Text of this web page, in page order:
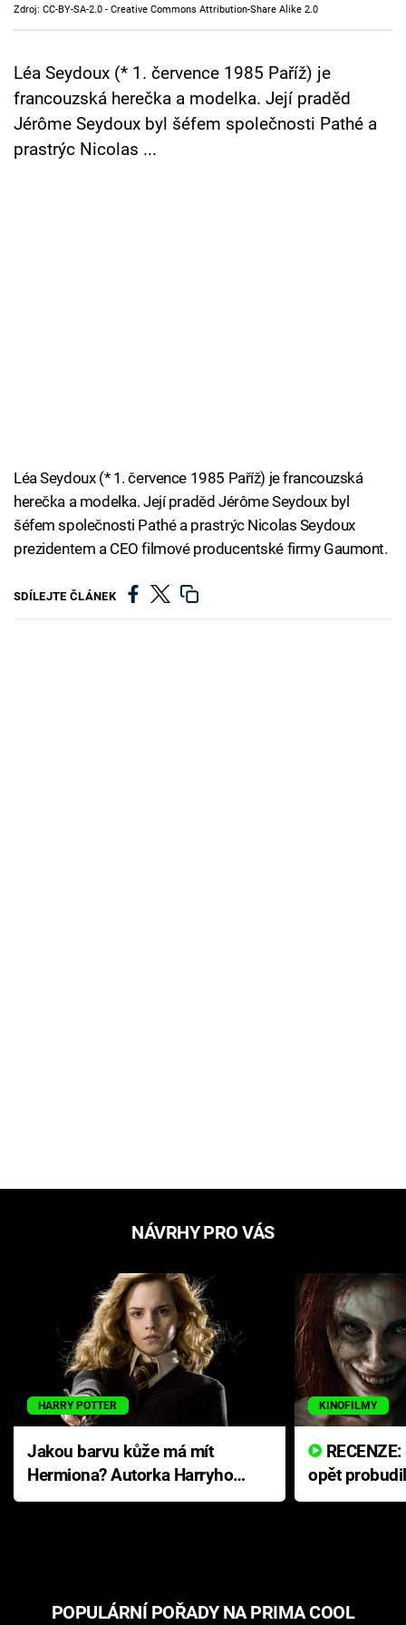
Cool Esport
Pořady
TV Program
Sledujte prima+
Zdroj: CC-BY-SA-2.0 - Creative Commons Attribution-Share Alike 2.0
Léa Seydoux (* 1. července 1985 Paříž) je
francouzská herečka a modelka. Její praděd
Jérôme Seydoux byl šéfem společnosti Pathé a
prastrýc Nicolas ...
Léa Seydoux (* 1. července 1985 Paříž) je francouzská
herečka a modelka. Její praděd Jérôme Seydoux byl
šéfem společnosti Pathé a prastrýc Nicolas Seydoux
prezidentem a CEO filmové producentské firmy Gaumont.
SDÍLEJTE ČLÁNEK
NÁVRHY PRO VÁS
HARRY POTTER
Jakou barvu kůže má mít
Hermiona? Autorka Harryho
Pottera přišla s ráznou
KINOFILMY
opět
přichází s
POPULÁRNÍ POŘADY NA PRIMA COOL